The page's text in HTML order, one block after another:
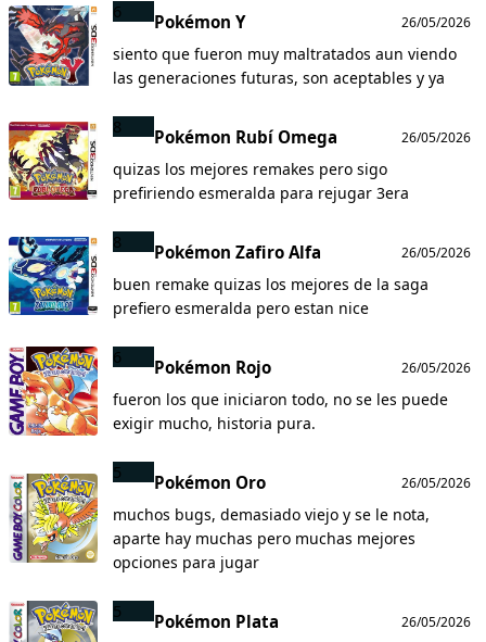
6 Pokémon Y 26/05/2026
siento que fueron muy maltratados aun viendo
las generaciones futuras, son aceptables y ya
8 Pokémon Rubí Omega 26/05/2026
quizas los mejores remakes pero sigo
prefiriendo esmeralda para rejugar 3era
8 Pokémon Zafiro Alfa 26/05/2026
buen remake quizas los mejores de la saga
prefiero esmeralda pero estan nice
6 Pokémon Rojo 26/05/2026
fueron los que iniciaron todo, no se les puede
exigir mucho, historia pura.
5 Pokémon Oro 26/05/2026
muchos bugs, demasiado viejo y se le nota,
aparte hay muchas pero muchas mejores
opciones para jugar
5 Pokémon Plata 26/05/2026